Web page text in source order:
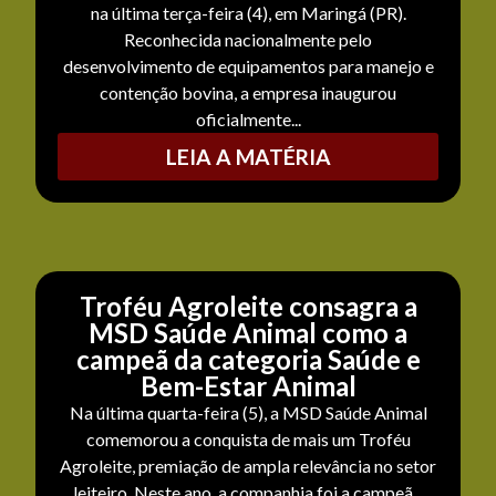
na última terça-feira (4), em Maringá (PR).
Reconhecida nacionalmente pelo
desenvolvimento de equipamentos para manejo e
contenção bovina, a empresa inaugurou
oficialmente...
LEIA A MATÉRIA
Troféu Agroleite consagra a
MSD Saúde Animal como a
campeã da categoria Saúde e
Bem-Estar Animal
Na última quarta-feira (5), a MSD Saúde Animal
comemorou a conquista de mais um Troféu
Agroleite, premiação de ampla relevância no setor